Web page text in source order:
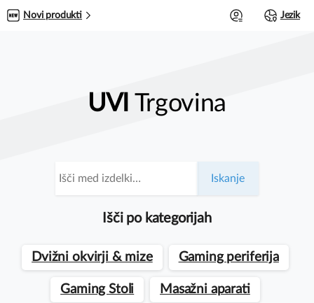
Novi produkti Jezik
UVI Trgovina
Iskanje
Išči po kategorijah
Dvižni okvirji & mize Gaming periferija
Gaming Stoli Masažni aparati